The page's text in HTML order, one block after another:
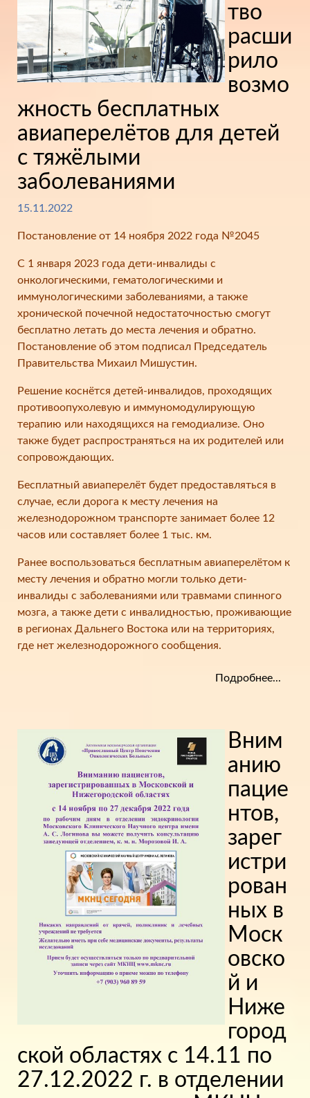
тво
расши
рило
возмо
жность бесплатных
авиаперелётов для детей
с тяжёлыми
заболеваниями
15.11.2022
Постановление от 14 ноября 2022 года №2045
С 1 января 2023 года дети-инвалиды с
онкологическими, гематологическими и
иммунологическими заболеваниями, а также
хронической почечной недостаточностью смогут
бесплатно летать до места лечения и обратно.
Постановление об этом подписал Председатель
Правительства Михаил Мишустин.
Решение коснётся детей-инвалидов, проходящих
противоопухолевую и иммуномодулирующую
терапию или находящихся на гемодиализе. Оно
также будет распространяться на их родителей или
сопровождающих.
Бесплатный авиаперелёт будет предоставляться в
случае, если дорога к месту лечения на
железнодорожном транспорте занимает более 12
часов или составляет более 1 тыс. км.
Ранее воспользоваться бесплатным авиаперелётом к
месту лечения и обратно могли только дети-
инвалиды с заболеваниями или травмами спинного
мозга, а также дети с инвалидностью, проживающие
в регионах Дальнего Востока или на территориях,
где нет железнодорожного сообщения.
Подробнее...
Вним
анию
пацие
нтов,
зарег
истри
рован
ных в
Моск
овско
й и
Ниже
город
ской областях с 14.11 по
27.12.2022 г. в отделении